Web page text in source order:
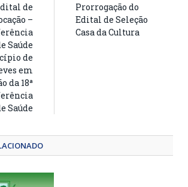
de
–
Saúde
de
em
da 18ª
Saúde
Prorrogação do
Edital de Seleção
Casa da Cultura